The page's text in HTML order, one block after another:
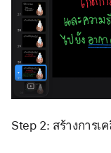
Step 2: สร้างการเ